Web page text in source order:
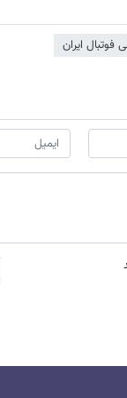
فوتبال ایران